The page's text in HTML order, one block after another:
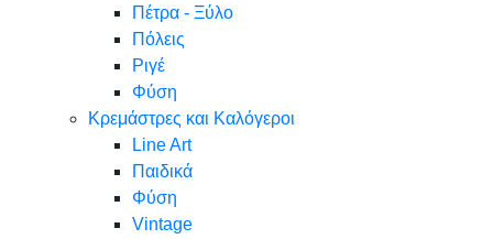
Πέτρα - Ξύλο
Πόλεις
Ριγέ
Φύση
Κρεμάστρες και Καλόγεροι
Line Art
Παιδικά
Φύση
Vintage